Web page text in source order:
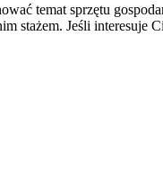
temat sprzętu
stażem. Jeśli interesuje